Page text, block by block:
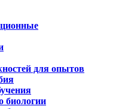
для опытов
биологии